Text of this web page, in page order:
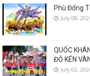
Phù Đổng
July 08,
QUỐC
ĐỎ KÉN
July 02,